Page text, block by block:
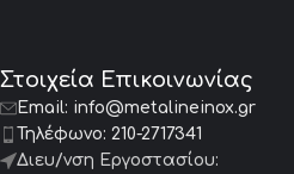
Στοιχεία Επικοινωνίας
Email: info@metalineinox.gr
Τηλέφωνο: 210-2717341
Διευ/νση Εργοστασίου: